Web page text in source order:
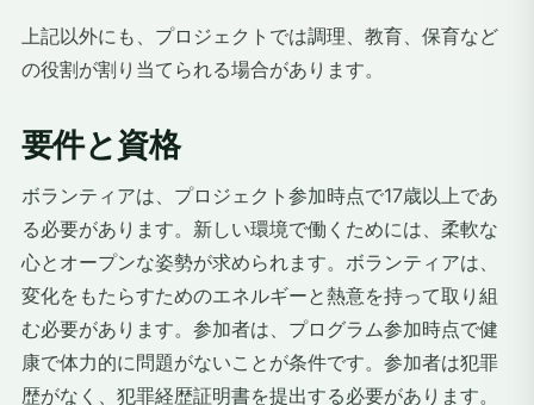
上記以外にも、プロジェクトでは調理、教育、保育など
の役割が割り当てられる場合があります。
要件と資格
ボランティアは、プロジェクト参加時点で17歳以上であ
る必要があります。新しい環境で働くためには、柔軟な
心とオープンな姿勢が求められます。ボランティアは、
変化をもたらすためのエネルギーと熱意を持って取り組
む必要があります。参加者は、プログラム参加時点で健
康で体力的に問題がないことが条件です。参加者は犯罪
歴がなく、犯罪経歴証明書を提出する必要があります。